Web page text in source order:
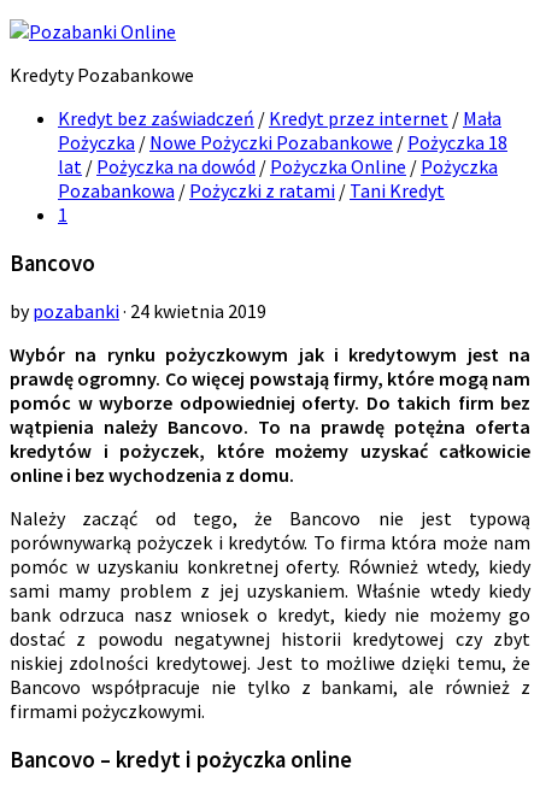
Kredyty Pozabankowe
Kredyt bez zaświadczeń / Kredyt przez internet / Mała
Pożyczka / Nowe Pożyczki Pozabankowe / Pożyczka 18
lat / Pożyczka na dowód / Pożyczka Online / Pożyczka
Pozabankowa / Pożyczki z ratami / Tani Kredyt
1
Bancovo
bypozabanki· 24 kwietnia 2019
Wybór na rynku pożyczkowym jak i kredytowym jest na
prawdę ogromny. Co więcej powstają firmy, które mogą nam
pomóc w wyborze odpowiedniej oferty. Do takich firm bez
wątpienia należy Bancovo. To na prawdę potężna oferta
kredytów i pożyczek, które możemy uzyskać całkowicie
online i bez wychodzenia z domu.
Należy zacząć od tego, że Bancovo nie jest typową
porównywarką pożyczek i kredytów. To firma która może nam
pomóc w uzyskaniu konkretnej oferty. Również wtedy, kiedy
sami mamy problem z jej uzyskaniem. Właśnie wtedy kiedy
bank odrzuca nasz wniosek o kredyt, kiedy nie możemy go
dostać z powodu negatywnej historii kredytowej czy zbyt
niskiej zdolności kredytowej. Jest to możliwe dzięki temu, że
Bancovo współpracuje nie tylko z bankami, ale również z
firmami pożyczkowymi.
Bancovo – kredyt i pożyczka online